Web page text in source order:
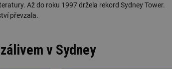
Až do roku 1997 držela rekord Sydney Tower.
převzala.
v Sydney